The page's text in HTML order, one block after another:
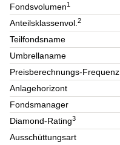
Fondsvolumen1
Anteilsklassenvol.2
Teilfondsname
Umbrellaname
Preisberechnungs-Frequenz
Anlagehorizont
Fondsmanager
Diamond-Rating3
Ausschüttungsart